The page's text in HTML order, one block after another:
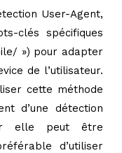
User-Agent,
clés spécifiques
») pour adapter
de l’utilisateur.
cette méthode
d’une détection
elle peut être
d’utiliser